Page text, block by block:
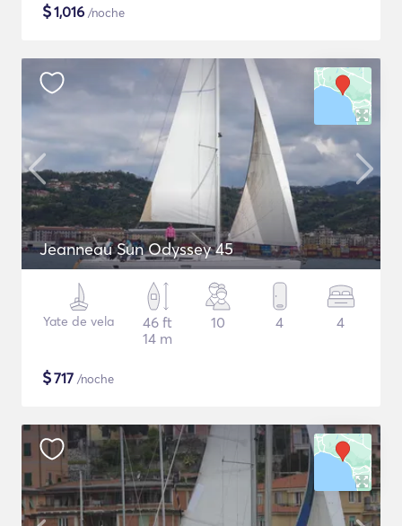
$1,016 /noche
Jeanneau Sun Odyssey 45
Yate de vela
46 ft
14 m
10 4 4
$717 /noche